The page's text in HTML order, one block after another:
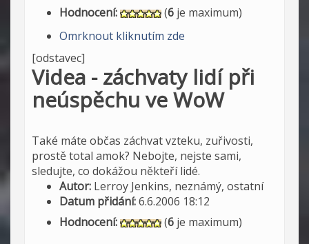
Hodnocení:
(6 je maximum)
Omrknout kliknutím zde
[odstavec]
Videa - záchvaty lidí při
neúspěchu ve WoW
Také máte občas záchvat vzteku, zuřivosti,
prostě total amok? Nebojte, nejste sami,
sledujte, co dokážou někteří lidé.
Autor: Lerroy Jenkins, neznámý, ostatní
Datum přidání:6.6.2006 18:12
Hodnocení:
(6 je maximum)